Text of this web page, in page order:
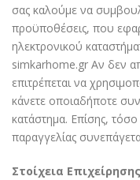
σας καλούμε να
προϋποθέσεις, που
ηλεκτρονικού
simkarhome.gr Αν δεν
επιτρέπεται να
κάνετε οποιαδήποτε
κατάστημα. Επίσης,
παραγγελίας
Στοίχεια Επιχείρησης